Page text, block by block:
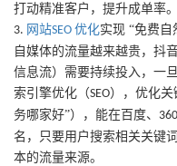
打动精准客户，提升成单率。
3. 网站SEO 优化实现 “免费
自媒体的流量越来越贵，抖
信息流）需要持续投入，一
索引擎优化（SEO），优化关
务哪家好”），能在百度、 360
名，只要用户搜索相关关键
本的流量来源。